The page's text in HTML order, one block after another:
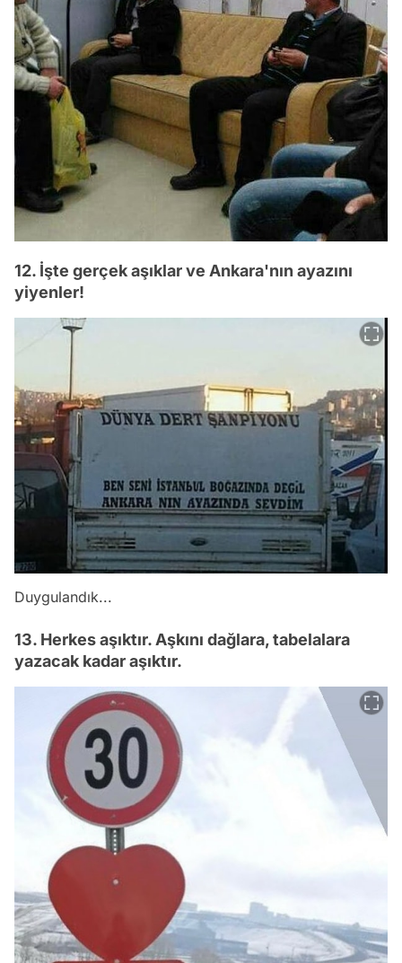
12. İşte gerçek aşıklar ve Ankara'nın ayazını
yiyenler!
Duygulandık...
13. Herkes aşıktır. Aşkını dağlara, tabelalara
yazacak kadar aşıktır.